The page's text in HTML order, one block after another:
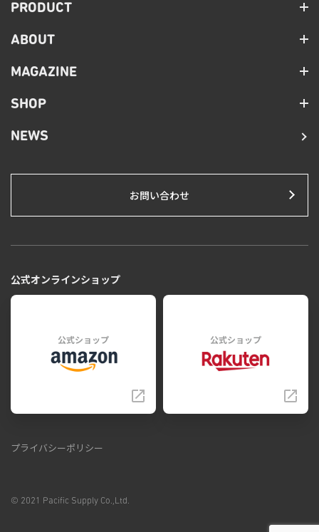
PRODUCT
ABOUT
MAGAZINE
SHOP
NEWS
お問い合わせ
公式オンラインショップ
公式ショップ 公式ショップ
プライバシーポリシー
© 2021 Pacific Supply Co.,Ltd.